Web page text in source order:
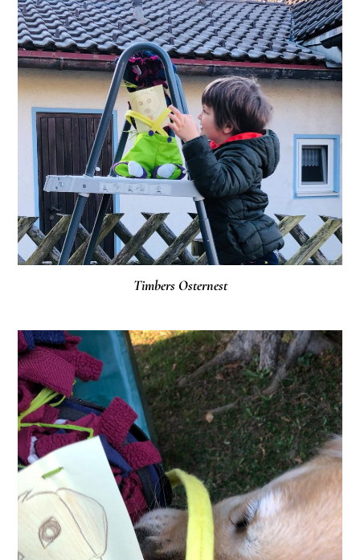
Timbers Osternest